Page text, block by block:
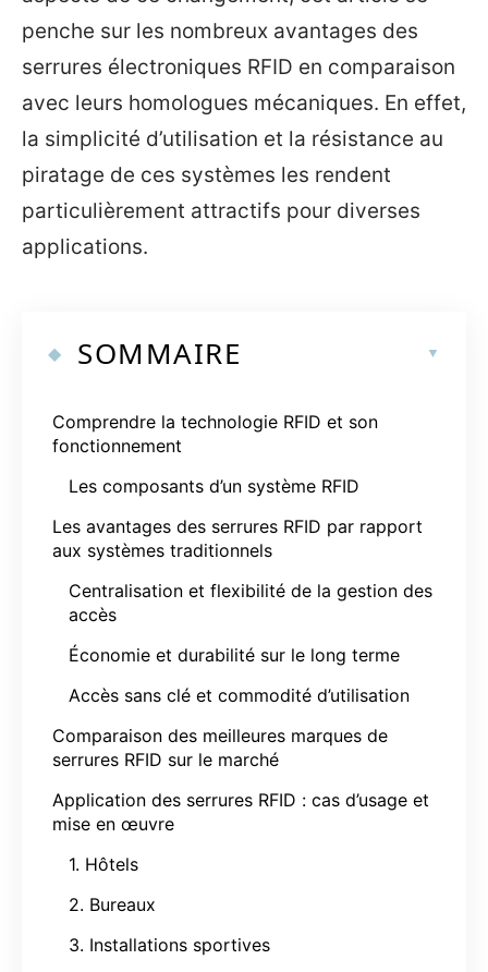
penche sur les nombreux avantages des
serrures électroniques RFID en comparaison
avec leurs homologues mécaniques. En effet,
la simplicité d’utilisation et la résistance au
piratage de ces systèmes les rendent
particulièrement attractifs pour diverses
applications.
SOMMAIRE
Comprendre la technologie RFID et son
fonctionnement
Les composants d’un système RFID
Les avantages des serrures RFID par rapport
aux systèmes traditionnels
Centralisation et flexibilité de la gestion des
accès
Économie et durabilité sur le long terme
Accès sans clé et commodité d’utilisation
Comparaison des meilleures marques de
serrures RFID sur le marché
Application des serrures RFID : cas d’usage et
mise en œuvre
1. Hôtels
2. Bureaux
3. Installations sportives